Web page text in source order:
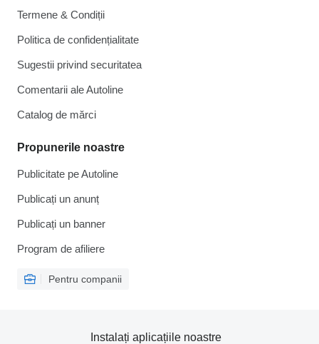
Termene & Condiții
Politica de confidențialitate
Sugestii privind securitatea
Comentarii ale Autoline
Catalog de mărcі
Propunerile noastre
Publicitate pe Autoline
Publicați un anunț
Publicați un banner
Program de afiliere
Pentru companii
Instalați aplicațiile noastre